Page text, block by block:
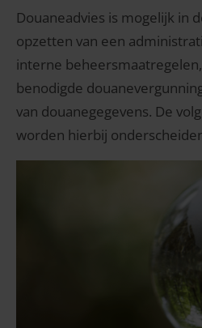
Douaneadvies is mogelijk in
opzetten van een
interne
benodigde
van douanegegevens. De
worden hierbij